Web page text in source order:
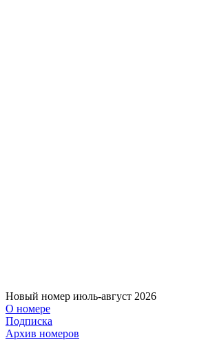
Новый номер июль-август 2026
О номере
Подписка
Архив номеров